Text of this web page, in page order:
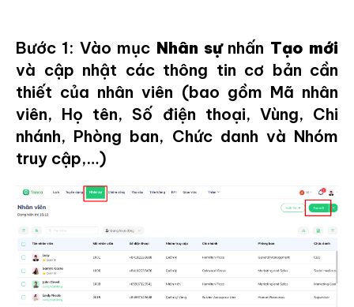
Bước 1: Vào mục Nhân sựnhấn Tạo mới
và cập nhật các thông tin cơ bản cần
thiết của nhân viên (bao gồm Mã nhân
viên, Họ tên, Số điện thoại, Vùng, Chi
nhánh, Phòng ban, Chức danh và Nhóm
truy cập,…)